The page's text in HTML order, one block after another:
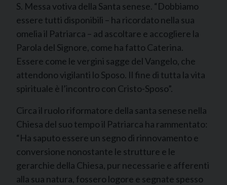
S. Messa votiva della Santa senese. “Dobbiamo
essere tutti disponibili – ha ricordato nella sua
omelia il Patriarca – ad ascoltare e accogliere la
Parola del Signore, come ha fatto Caterina.
Essere come le vergini sagge del Vangelo, che
attendono vigilanti lo Sposo. Il fine di tutta la vita
spirituale è l’incontro con Cristo-Sposo”.
Circa il ruolo riformatore della santa senese nella
Chiesa del suo tempo il Patriarca ha rammentato:
“Ha saputo essere un segno di rinnovamento e
conversione nonostante le strutture e le
gerarchie della Chiesa, pur necessarie e afferenti
alla sua natura, fossero logore e segnate spesso